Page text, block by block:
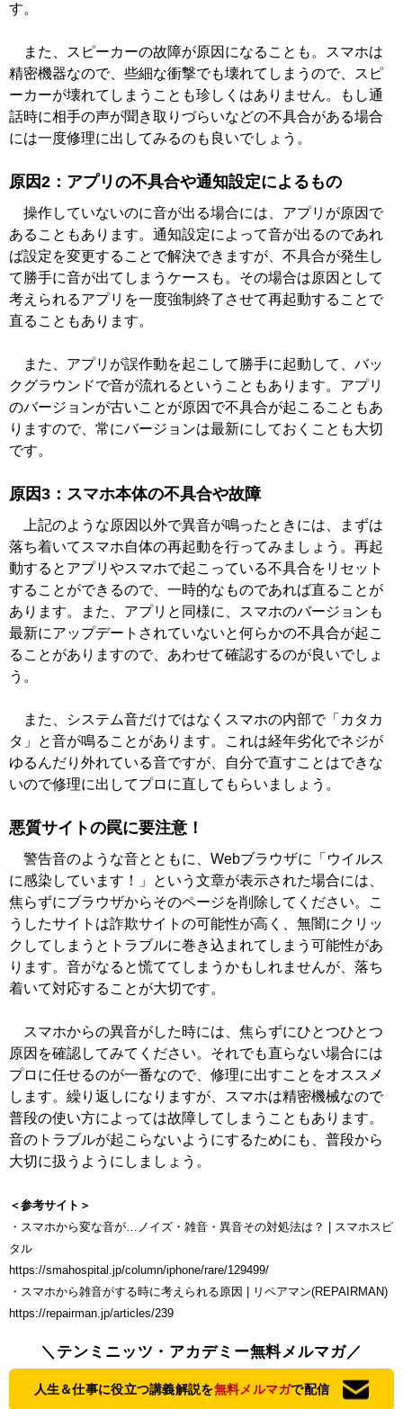
す。
また、スピーカーの故障が原因になることも。スマホは
精密機器なので、些細な衝撃でも壊れてしまうので、スピ
ーカーが壊れてしまうことも珍しくはありません。もし通
話時に相手の声が聞き取りづらいなどの不具合がある場合
には一度修理に出してみるのも良いでしょう。
原因2：アプリの不具合や通知設定によるもの
操作していないのに音が出る場合には、アプリが原因で
あることもあります。通知設定によって音が出るのであれ
ば設定を変更することで解決できますが、不具合が発生し
て勝手に音が出てしまうケースも。その場合は原因として
考えられるアプリを一度強制終了させて再起動することで
直ることもあります。
また、アプリが誤作動を起こして勝手に起動して、バッ
クグラウンドで音が流れるということもあります。アプリ
のバージョンが古いことが原因で不具合が起こることもあ
りますので、常にバージョンは最新にしておくことも大切
です。
原因3：スマホ本体の不具合や故障
上記のような原因以外で異音が鳴ったときには、まずは
落ち着いてスマホ自体の再起動を行ってみましょう。再起
動するとアプリやスマホで起こっている不具合をリセット
することができるので、一時的なものであれば直ることが
あります。また、アプリと同様に、スマホのバージョンも
最新にアップデートされていないと何らかの不具合が起こ
ることがありますので、あわせて確認するのが良いでしょ
う。
また、システム音だけではなくスマホの内部で「カタカ
タ」と音が鳴ることがあります。これは経年劣化でネジが
ゆるんだり外れている音ですが、自分で直すことはできな
いので修理に出してプロに直してもらいましょう。
悪質サイトの罠に要注意！
警告音のような音とともに、Webブラウザに「ウイルス
に感染しています！」という文章が表示された場合には、
焦らずにブラウザからそのページを削除してください。こ
うしたサイトは詐欺サイトの可能性が高く、無闇にクリッ
クしてしまうとトラブルに巻き込まれてしまう可能性があ
ります。音がなると慌ててしまうかもしれませんが、落ち
着いて対応することが大切です。
スマホからの異音がした時には、焦らずにひとつひとつ
原因を確認してみてください。それでも直らない場合には
プロに任せるのが一番なので、修理に出すことをオススメ
します。繰り返しになりますが、スマホは精密機械なので
普段の使い方によっては故障してしまうこともあります。
音のトラブルが起こらないようにするためにも、普段から
大切に扱うようにしましょう。
＜参考サイト＞
・スマホから変な音が…ノイズ・雑音・異音その対処法は？ | スマホスピ
タル
https://smahospital.jp/column/iphone/rare/129499/
・スマホから雑音がする時に考えられる原因 | リペアマン(REPAIRMAN)
https://repairman.jp/articles/239
＼テンミニッツ・アカデミー無料メルマガ／
人生＆仕事に役立つ講義解説を無料メルマガで配信